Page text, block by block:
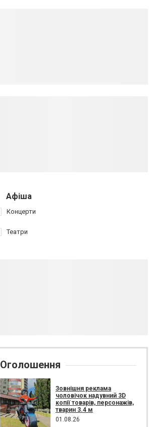
Афіша
Концерти
Театри
Оголошення
Зовнішня реклама
чоловічок надувний 3D
копії товарів, персонажів,
тварин 3.4 м
01.08.26